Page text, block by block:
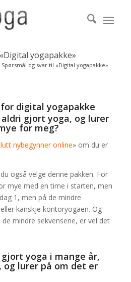
yogapakke»
Spørsmål og svar til «Digital yogapakke»
digital yogapakke
aldri gjort yoga, og lurer
for meg?
nybegynner online» om du er
også velge denne pakken. For
mye med en time i starten, men
1, men på de mindre
kanskje kontoryogaen. Og
mindre sekvensene, er vel det
gjort yoga i mange år,
og lurer på om det er